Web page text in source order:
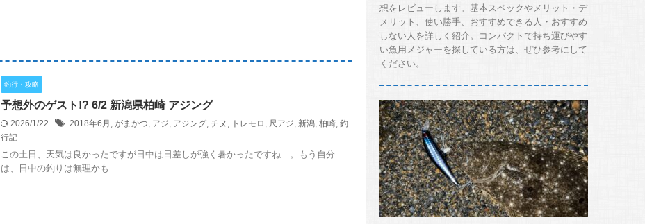
釣行・攻略
予想外のゲスト!? 6/2 新潟県柏崎 アジング
2026/1/22 2018年6月 , がまかつ, アジ, アジング, チヌ , トレモロ , 尺アジ, 新潟, 柏崎, 釣
行記
この土日、天気は良かったですが日中は日差しが強く暑かったですね…。もう自分
は、日中の釣りは無理かも ...
想をレビューします。基本スペックやメリット・デ
メリット、使い勝手、おすすめできる人・おすすめ
しない人を詳しく紹介。コンパクトで持ち運びやす
い魚用メジャーを探している方は、ぜひ参考にして
ください。